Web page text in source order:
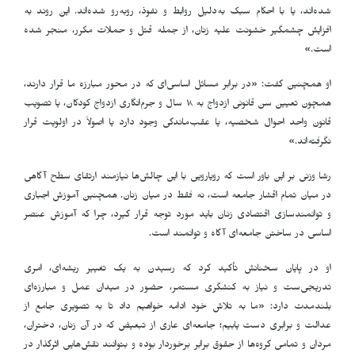
شده‌اند، یا با احکام سبک به‌دلیل روابط و نفوذ، روبه‌رو شده‌اند. این روند به
افزایش چشمگیر خشونت علیه زنان، از جمله قتل و حملات مکرر، منجر شده
است.»
او همچنین گفت: «در برابر مسائل اساسی‌ای که در محور مبارزه ما قرار دارند،
همچون تعیین سن قانونی ازدواج به ۱۸ سال و جرم‌انگاری ازدواج کودکان، یا تصویب
قانون واحد احوال شخصیه، یا عقب‌ماندگی وجود دارد یا اصولاً در اولویت قرار
نگرفته‌اند.»
رشا وزنی بر این باور است که رویارویی با این چالش‌ها نیازمند ارتقای سطح آگاهی
در میان تمام اقشار جامعه است، نه فقط در میان زنان. همچنین آموزش اجباری
و توانمندسازی اقتصادی زنان باید مورد توجه قرار گیرد، چرا که آموزش عنصر
اساسی در ساختن جامعه‌ای آگاه و توانمند است.
او در پایان سخنانش تأکید کرد که رسیدن به یک تغییر ریشه‌ای، امری
تدریجی‌ست و نیاز به کنشگری مستمر، حضور در میدان عمل و مبارزه‌ای
بلندمدت دارد: «ما به تلاش خود ادامه خواهیم داد تا به تصویری جامع از
عدالت و برابری دست یابیم؛ جامعه‌ای عاری از تبعیض که در آن زنان، دختران،
مردان و تمامی گروه‌ها از حقوق برابر برخوردار بوده و بتوانند نقش‌هایی اثرگذار در